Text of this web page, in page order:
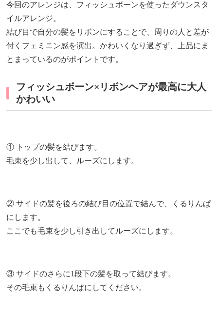
今回のアレンジは、フィッシュボーンを使ったダウンスタ
イルアレンジ。
結び目で自分の髪をリボンにすることで、周りの人と差が
付くフェミニン感を演出。かわいくなり過ぎず、上品にま
とまっているのがポイントです。
フィッシュボーン×リボンヘアが最高に大人
かわいい
① トップの髪を結びます。
毛束を少し出して、ルーズにします。
② サイドの髪を後ろの結び目の位置で結んで、くるりんぱ
にします。
ここでも毛束を少し引き出してルーズにします。
③ サイドのさらに1段下の髪を取って結びます。
その毛束もくるりんぱにしてください。